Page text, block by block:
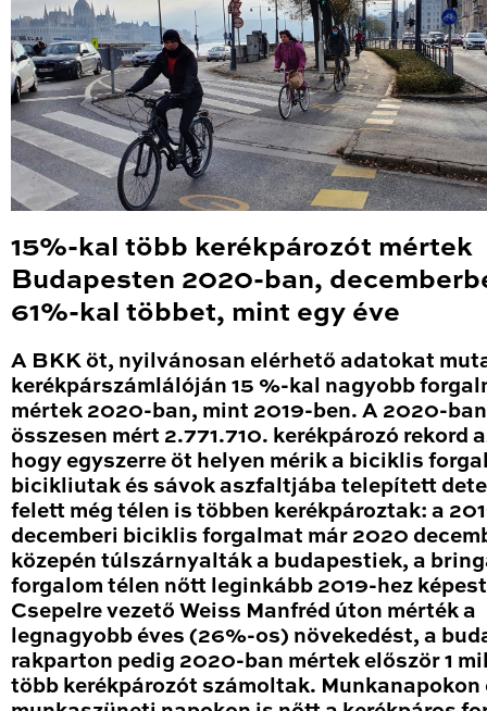
15%-kal több kerékpározót mértek
Budapesten 2020-ban,
61%-kal többet, mint egy éve
A BKK öt, nyilvánosan elérhető adatokat
kerékpárszámlálóján 15 %-kal nagyobb
mértek 2020-ban, mint 2019-ben. A 2020-ban
összesen mért 2.771.710. kerékpározó rekord
hogy egyszerre öt helyen mérik a biciklis
bicikliutak és sávok aszfaltjába telepített
felett még télen is többen kerékpároztak: a
decemberi biciklis forgalmat már 2020
közepén túlszárnyalták a budapestiek, a
forgalom télen nőtt leginkább 2019-hez
Csepelre vezető Weiss Manfréd úton mérték a
legnagyobb éves (26%-os) növekedést, a
rakparton pedig 2020-ban mértek először 1
több kerékpározót számoltak. Munkanapokon